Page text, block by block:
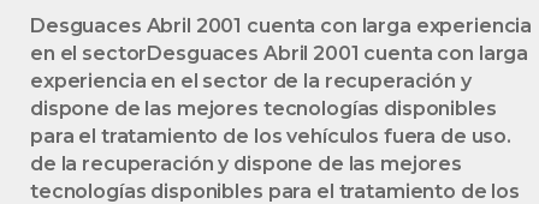
Desguaces Abril 2001 cuenta con larga experiencia
en el sectorDesguaces Abril 2001 cuenta con larga
experiencia en el sector de la recuperación y
dispone de las mejores tecnologías disponibles
para el tratamiento de los vehículos fuera de uso.
de la recuperación y dispone de las mejores
tecnologías disponibles para el tratamiento de los